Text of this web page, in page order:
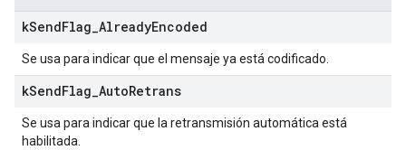
kSendFlag AlreadyEncoded
Se usa para indicar que el mensaje ya está codificado.
kSendFlag AutoRetrans
Se usa para indicar que la retransmisión automática está
habilitada.